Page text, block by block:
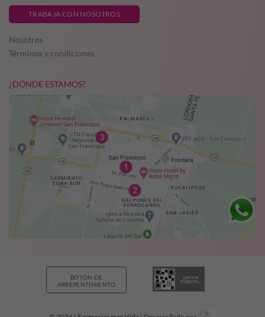
TRABAJA CON NOSOTROS
Nosotros
Términos y condiciones
¿DÓNDE ESTAMOS?
BOTÓN DE
ARREPENTIMIENTO